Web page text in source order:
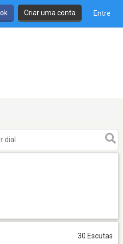
Criar uma conta Entre
30 Escutas